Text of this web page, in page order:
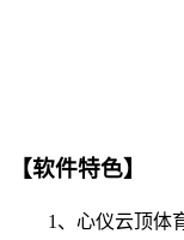
【软件特色】
1、心仪云顶体育